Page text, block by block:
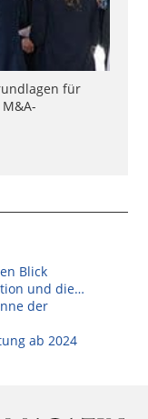
für
Blick
und die…
der
ab 2024